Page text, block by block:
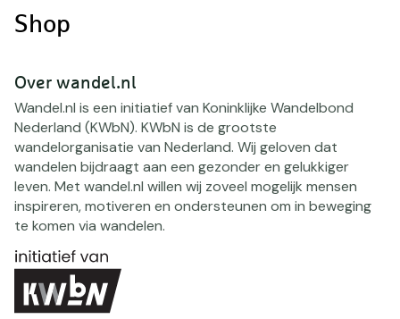
Shop
Over wandel.nl
Wandel.nl is een initiatief van Koninklijke Wandelbond
Nederland (KWbN). KWbN is de grootste
wandelorganisatie van Nederland. Wij geloven dat
wandelen bijdraagt aan een gezonder en gelukkiger
leven. Met wandel.nl willen wij zoveel mogelijk mensen
inspireren, motiveren en ondersteunen om in beweging
te komen via wandelen.